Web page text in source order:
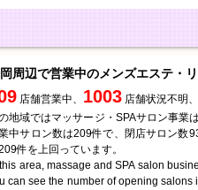
周辺で営業中のメンズエステ・
店舗営業中、 1003 店舗状況不明、
地域ではマッサージ・SPAサロン事業
中サロン数は209件で、閉店サロン数
件を上回っています。
this area, massage and SPA salon
can see the number of opening